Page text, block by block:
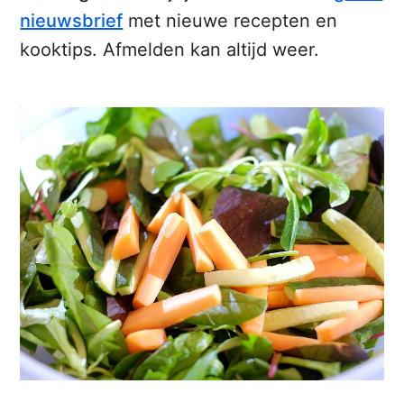
nieuwsbrief met nieuwe recepten en
kooktips. Afmelden kan altijd weer.